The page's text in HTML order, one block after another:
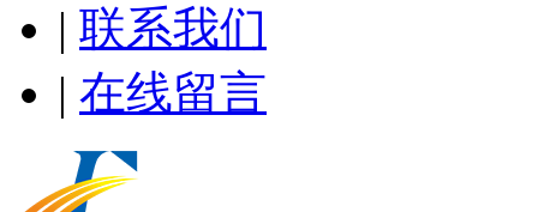
| 联系我们
| 在线留言